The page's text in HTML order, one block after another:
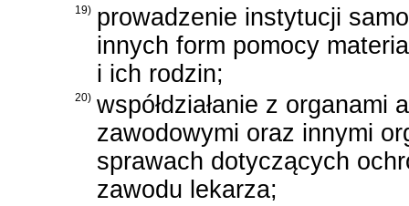
19) prowadzenie instytucji
innych form pomocy
i ich rodzin;
20) współdziałanie z
zawodowymi oraz innymi
sprawach dotyczących
zawodu lekarza;